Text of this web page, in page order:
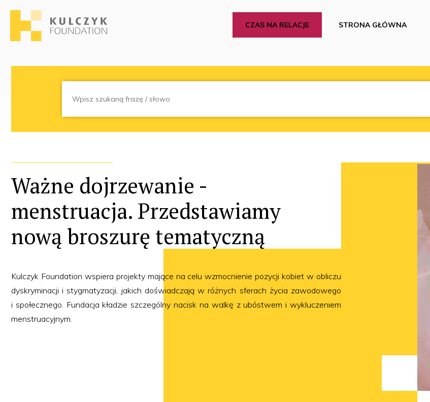
CZAS NA RELACJE STRONA GŁÓWNA
Ważne dojrzewanie -
menstruacja. Przedstawiamy
nową broszurę tematyczną
Kulczyk Foundation wspiera projekty mające na celu wzmocnienie pozycji kobiet w obliczu
dyskryminacji i stygmatyzacji, jakich doświadczają w różnych sferach życia zawodowego
i społecznego. Fundacja kładzie szczególny nacisk na walkę z ubóstwem i wykluczeniem
menstruacyjnym.